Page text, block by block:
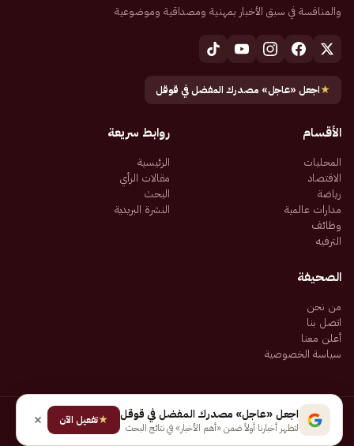
والمنافسة في سبق الأخبار بمهنية ومصداقية وموضوعية
★اجعل «عاجل» مصدرك المفضل في قوقل
الأقسام
المحليات
الاقتصاد
رياضة
مدارات عالمية
وظائف
الترفيه
روابط سريعة
الرئيسية
مقالات الرأي
البحث
النشرة البريدية
الصحيفة
من نحن
اتصل بنا
أعلن معنا
سياسة الخصوصية
جميع الحقوق محفوظة لـ شركة إيجاز للنشر الإلكتروني المالكة لصحيفة عاجل
سياسة الخصوصيةشروط الاستخدام
اجعل «عاجل» مصدرك المفضل في قوقل
لتظهر أخبارنا أولاً ضمن «أهم الأخبار» في نتائج البحث
★تفعيل الآن